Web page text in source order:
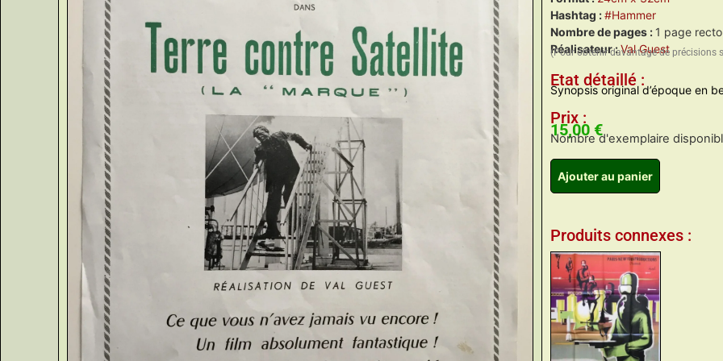
Hashtag :#Hammer
Nombre de pages : 1 page
Réalisateur :Val Guest
(Pour obtenir davantage de précisions
Etat détaillé :
Synopsis original d’époque en
Prix :
15,00 €
Nombre d'exemplaire
Ajouter au panier
Produits connexes :